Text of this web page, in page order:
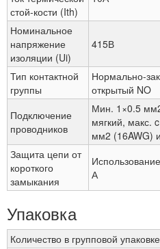
стой-кости (Ith)
Номинальное
напряжение
изоляции (Ui)
415В
Тип контактной
группы
Нормально-
открытый NO
Подключение
проводников
Мин. 1×0.5
мягкий, макс.
мм2 (16AWG)
Защита цепи от
короткого
замыкания
А
Упаковка
Количество в групповой упаковке